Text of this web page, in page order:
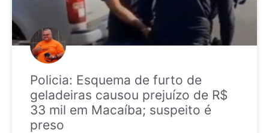
Policia: Esquema de furto de
geladeiras causou prejuízo de R$
33 mil em Macaíba; suspeito é
preso